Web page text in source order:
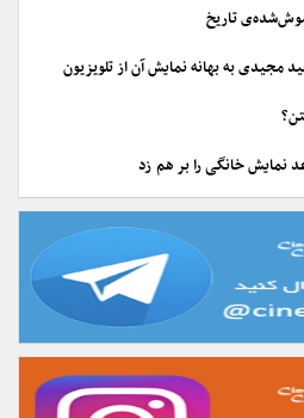
تاریخ
مجیدی به بهانه نمایش آن از تلویزیون
نمایش خانگی را بر هم زد